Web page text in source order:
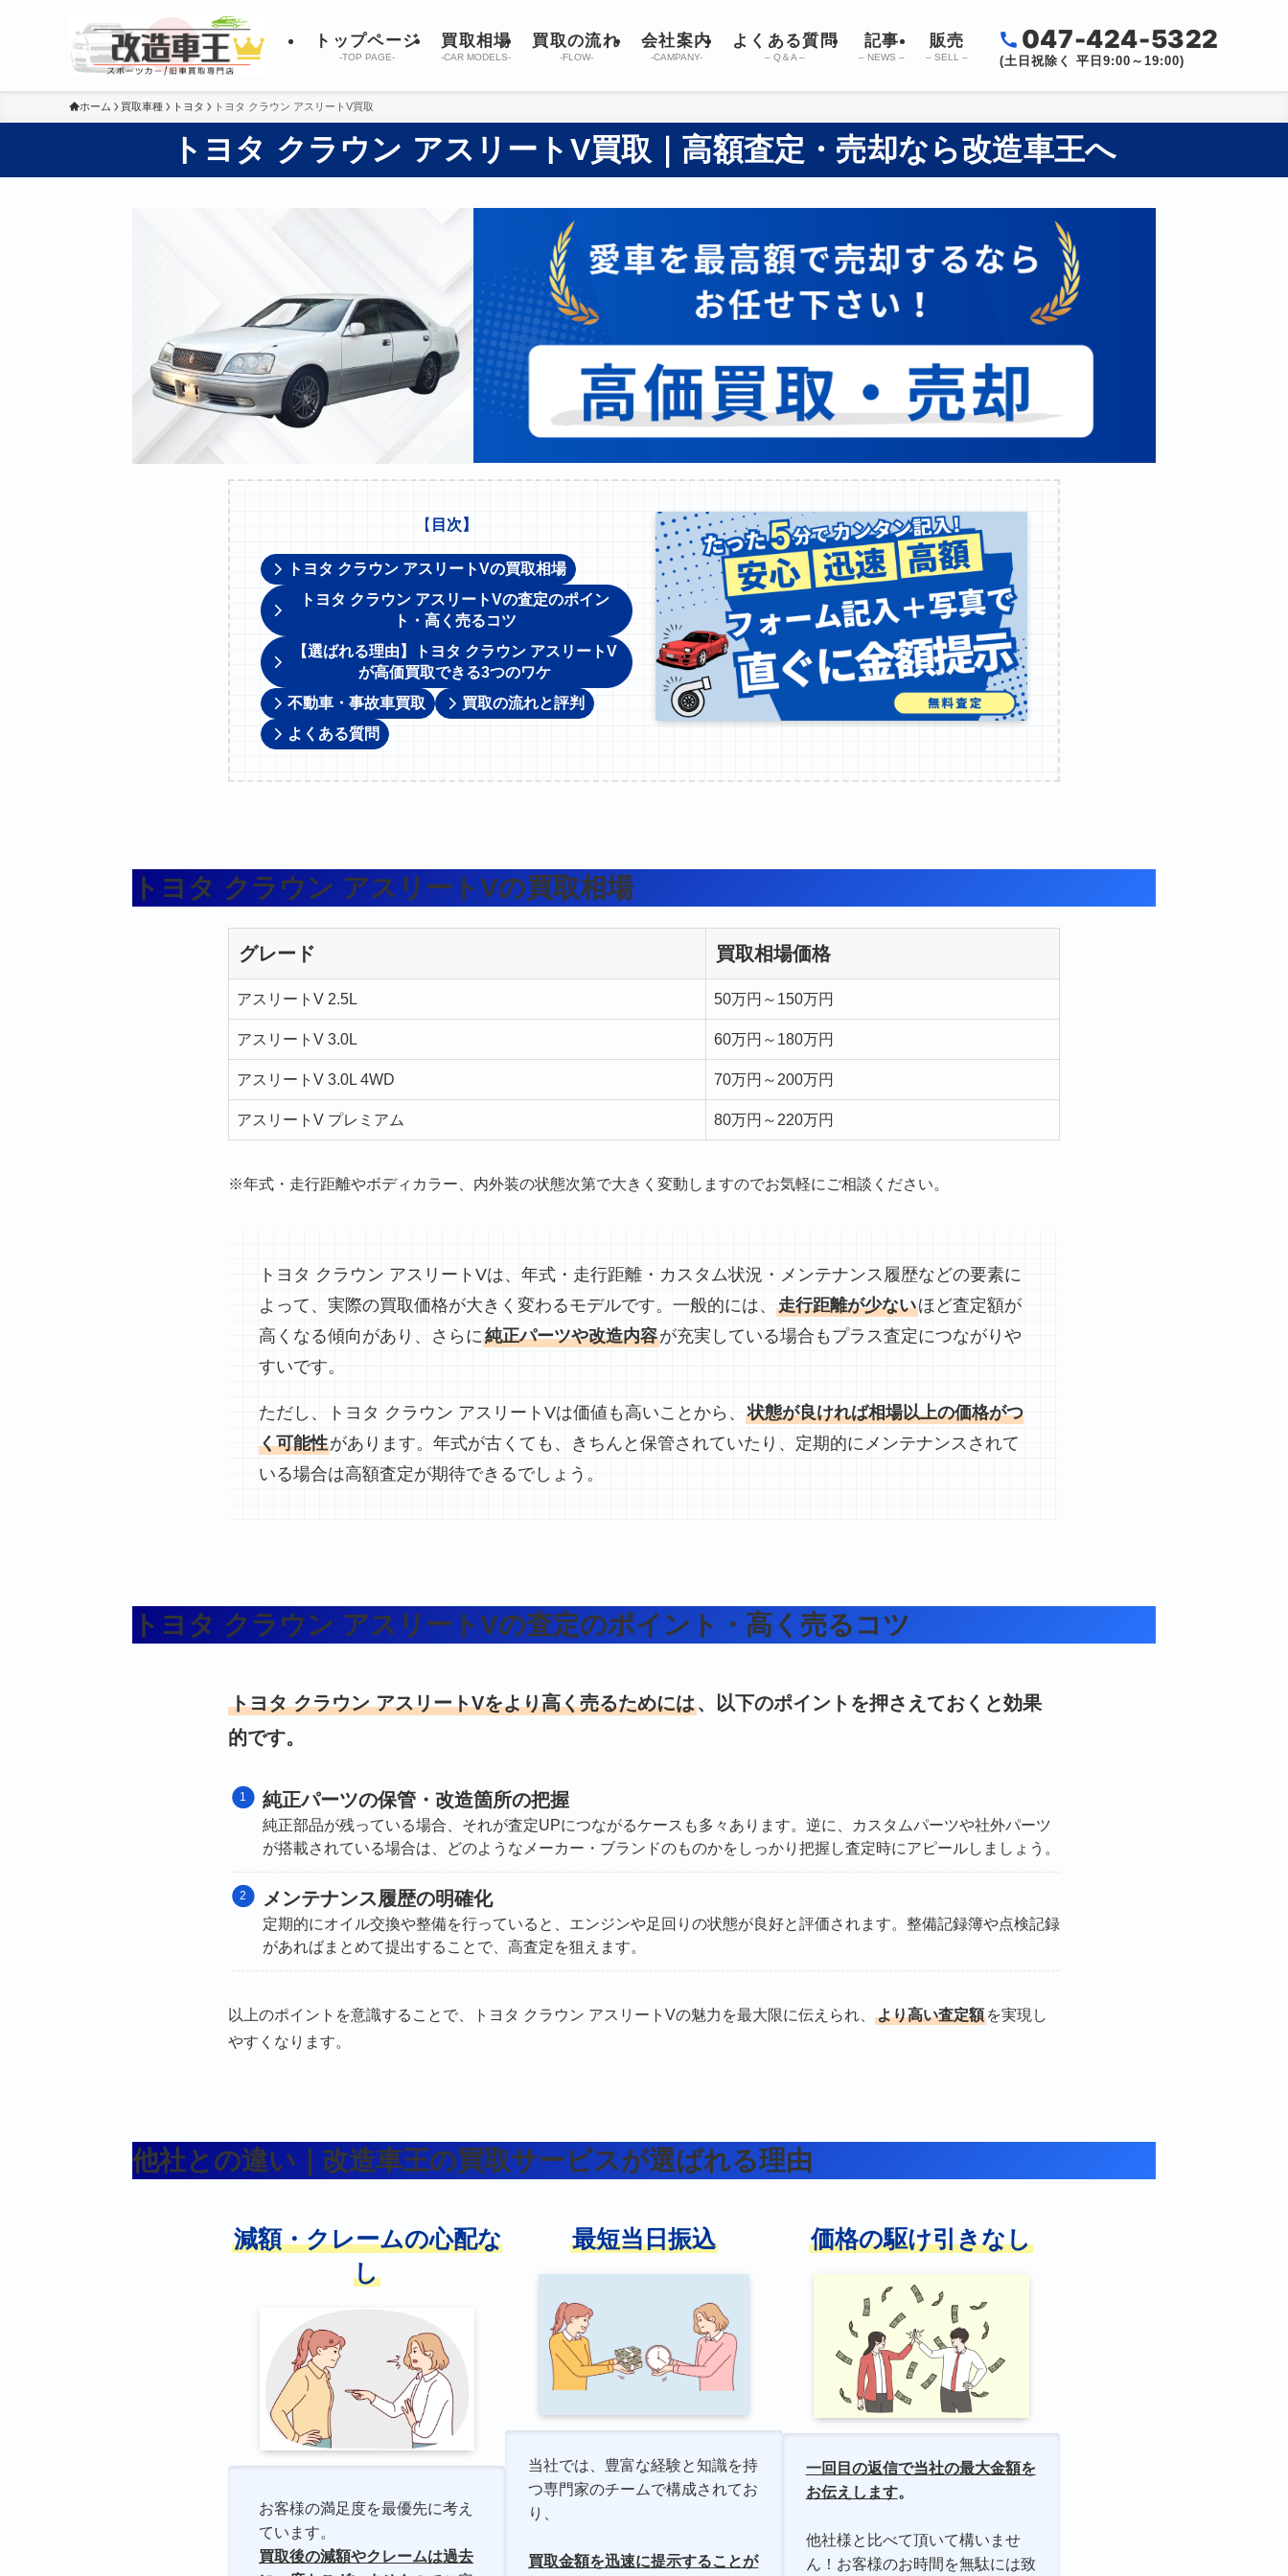
トップページ
-TOP PAGE-
買取相場
-CAR MODELS-
買取の流れ
-FLOW-
会社案内
-CAMPANY-
よくある質問
– Q＆A –
記事
– NEWS –
販売
– SELL –
047-424-5322
(土日祝除く 平日9:00～19:00)
ホーム 買取車種 トヨタ トヨタ クラウン アスリートV買取
トヨタ クラウン アスリートV買取｜高額査定・売却なら改造車王へ
【 目次】
トヨタ クラウン アスリートVの買取相場
トヨタ クラウン アスリートVの査定のポイン
ト・高く売るコツ
【選ばれる理由】トヨタ クラウン アスリートV
が高価買取できる3つのワケ
不動車・事故車買取
買取の流れと評判
よくある質問
トヨタ クラウン アスリートVの買取相場
グレード 買取相場価格
アスリートV 2.5L 50万円～150万円
アスリートV 3.0L 60万円～180万円
アスリートV 3.0L 4WD 70万円～200万円
アスリートV プレミアム 80万円～220万円
※年式・走行距離やボディカラー、内外装の状態次第で大きく変動しますのでお気軽にご相談ください。
トヨタ クラウン アスリートVは、年式・走行距離・カスタム状況・メンテナンス履歴などの要素に
よって、実際の買取価格が大きく変わるモデルです。一般的には、 走行距離が少ないほど査定額が
高くなる傾向があり、さらに 純正パーツや改造内容が充実している場合もプラス査定につながりや
すいです。
ただし、トヨタ クラウン アスリートVは価値も高いことから、 状態が良ければ相場以上の価格がつ
く可能性があります。年式が古くても、きちんと保管されていたり、定期的にメンテナンスされて
いる場合は高額査定が期待できるでしょう。
トヨタ クラウン アスリートVの査定のポイント・高く売るコツ
トヨタ クラウン アスリートVをより高く売るためには、以下のポイントを押さえておくと効果
的です。
純正パーツの保管・改造箇所の把握
純正部品が残っている場合、それが査定UPにつながるケースも多々あります。逆に、カスタムパーツや社外パーツ
が搭載されている場合は、どのようなメーカー・ブランドのものかをしっかり把握し査定時にアピールしましょう。
メンテナンス履歴の明確化
定期的にオイル交換や整備を行っていると、エンジンや足回りの状態が良好と評価されます。整備記録簿や点検記録
があればまとめて提出することで、高査定を狙えます。
以上のポイントを意識することで、トヨタ クラウン アスリートVの魅力を最大限に伝えられ、 より高い査定額 を実現し
やすくなります。
他社との違い｜改造車王の買取サービスが選ばれる理由
減額・クレームの心配な
し
お客様の満足度を最優先に考え
ています。
買取後の減額やクレームは過去
最短当日振込
当社では、豊富な経験と知識を持
つ専門家のチームで構成されてお
り、
買取金額を迅速に提示することが
価格の駆け引きなし
一回目の返信で当社の最大金額を
お伝えします。
他社様と比べて頂いて構いませ
ん！お客様のお時間を無駄には致